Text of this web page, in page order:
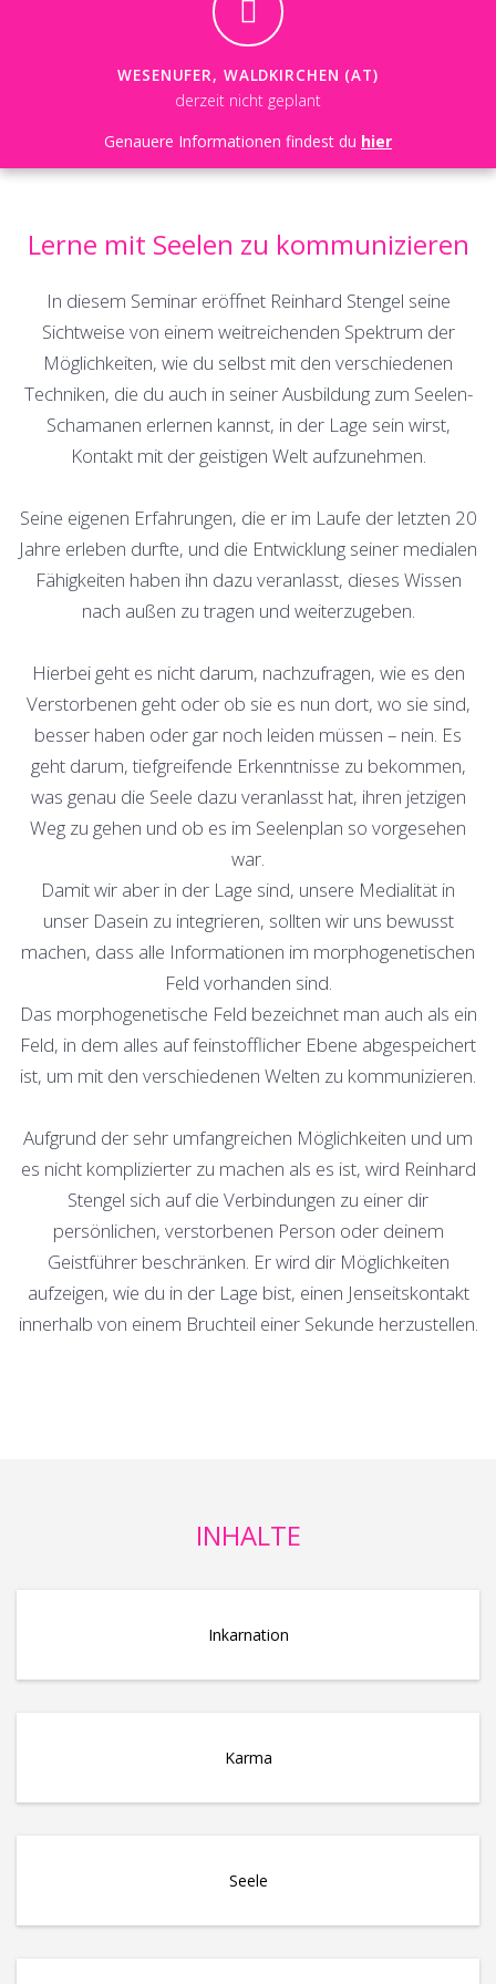
WESENUFER, WALDKIRCHEN (AT)
derzeit nicht geplant
Genauere Informationen findest du hier
Lerne mit Seelen zu kommunizieren
In diesem Seminar eröffnet Reinhard Stengel seine
Sichtweise von einem weitreichenden Spektrum der
Möglichkeiten, wie du selbst mit den verschiedenen
Techniken, die du auch in seiner Ausbildung zum Seelen-
Schamanen erlernen kannst, in der Lage sein wirst,
Kontakt mit der geistigen Welt aufzunehmen.
Seine eigenen Erfahrungen, die er im Laufe der letzten 20
Jahre erleben durfte, und die Entwicklung seiner medialen
Fähigkeiten haben ihn dazu veranlasst, dieses Wissen
nach außen zu tragen und weiterzugeben.
Hierbei geht es nicht darum, nachzufragen, wie es den
Verstorbenen geht oder ob sie es nun dort, wo sie sind,
besser haben oder gar noch leiden müssen – nein. Es
geht darum, tiefgreifende Erkenntnisse zu bekommen,
was genau die Seele dazu veranlasst hat, ihren jetzigen
Weg zu gehen und ob es im Seelenplan so vorgesehen
war.
Damit wir aber in der Lage sind, unsere Medialität in
unser Dasein zu integrieren, sollten wir uns bewusst
machen, dass alle Informationen im morphogenetischen
Feld vorhanden sind.
Das morphogenetische Feld bezeichnet man auch als ein
Feld, in dem alles auf feinstofflicher Ebene abgespeichert
ist, um mit den verschiedenen Welten zu kommunizieren.
Aufgrund der sehr umfangreichen Möglichkeiten und um
es nicht komplizierter zu machen als es ist, wird Reinhard
Stengel sich auf die Verbindungen zu einer dir
persönlichen, verstorbenen Person oder deinem
Geistführer beschränken. Er wird dir Möglichkeiten
aufzeigen, wie du in der Lage bist, einen Jenseitskontakt
innerhalb von einem Bruchteil einer Sekunde herzustellen.
INHALTE
Inkarnation
Karma
Seele